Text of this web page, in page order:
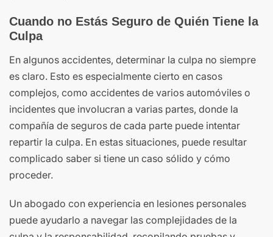
Cuando no Estás Seguro de Quién Tiene la
Culpa
En algunos accidentes, determinar la culpa no siempre
es claro. Esto es especialmente cierto en casos
complejos, como accidentes de varios automóviles o
incidentes que involucran a varias partes, donde la
compañía de seguros de cada parte puede intentar
repartir la culpa. En estas situaciones, puede resultar
complicado saber si tiene un caso sólido y cómo
proceder.
Un abogado con experiencia en lesiones personales
puede ayudarlo a navegar las complejidades de la